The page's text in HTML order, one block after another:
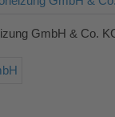
GmbH & Co.